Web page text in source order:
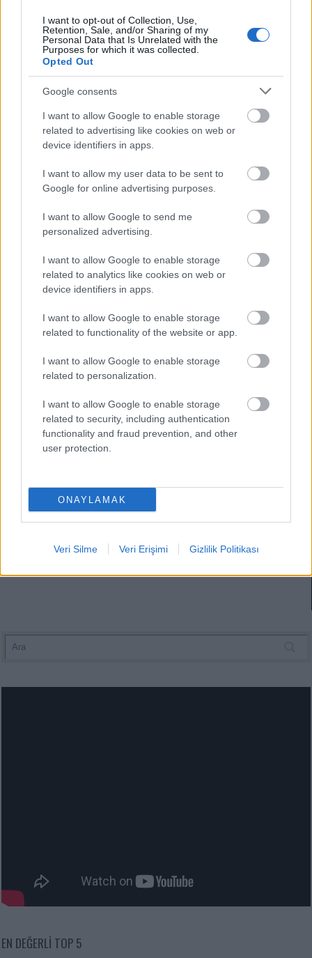
I want to opt-out of Collection, Use,
Retention, Sale, and/or Sharing of my
Personal Data that Is Unrelated with the
Purposes for which it was collected.
Opted Out
Google consents
I want to allow Google to enable storage
related to advertising like cookies on web or
device identifiers in apps.
I want to allow my user data to be sent to
Google for online advertising purposes.
I want to allow Google to send me
personalized advertising.
I want to allow Google to enable storage
related to analytics like cookies on web or
device identifiers in apps.
I want to allow Google to enable storage
related to functionality of the website or app.
I want to allow Google to enable storage
related to personalization.
I want to allow Google to enable storage
related to security, including authentication
functionality and fraud prevention, and other
user protection.
ONAYLAMAK
Veri Silme Veri Erişimi Gizlilik Politikası
Karar zamanı! Forvette kimin oynayacağı tam bir muamma.
11/25/2021 YazarSefa Nemutlu|
Avrupa maçındaki sonuç ne olursa olsun, ligde iki maçtır kazanamayan
Galatasaray'ın bu maçı kazanmak isteyecektir.
09/10/2021 Yazar Sefa Çayırlı
EN DEĞERLI TOP 5